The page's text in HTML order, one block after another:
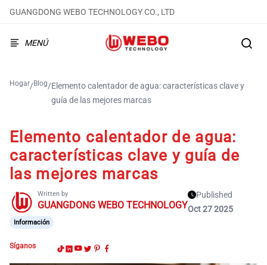
GUANGDONG WEBO TECHNOLOGY CO., LTD
MENÚ
Hogar/Blog/Elemento calentador de agua: características clave y
guía de las mejores marcas
Elemento calentador de agua:
características clave y guía de
las mejores marcas
Written by
GUANGDONG WEBO TECHNOLOGY
Published
Oct 27 2025
Información
Síganos